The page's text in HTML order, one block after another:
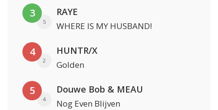
3
5
RAYE
WHERE IS MY HUSBAND!
4
2
HUNTR/X
Golden
5
4
Douwe Bob & MEAU
Nog Even Blijven